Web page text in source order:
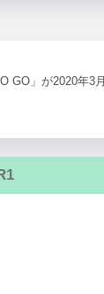
GO」が2020年3月